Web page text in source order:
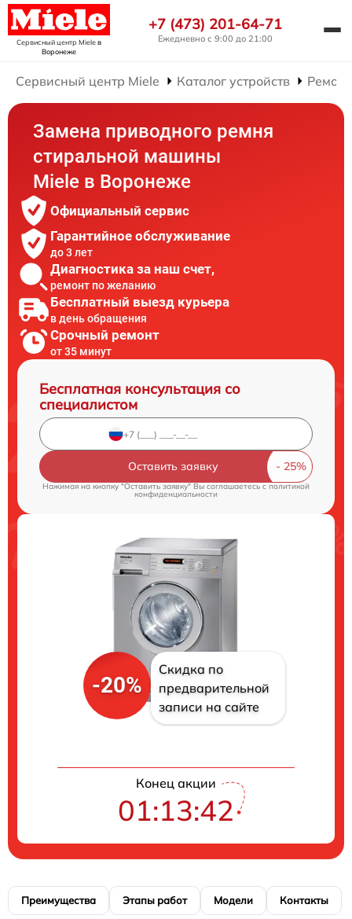
Сервисный центр Mieleв
Воронеже
+7 (473) 201-64-71
Ежедневно с 9:00 до 21:00
Сервисный центр Miele Каталог устройств
Замена приводного ремня
стиральной машины
Miele в Воронеже
Официальный сервис
Гарантийное обслуживание
до 3 лет
Диагностика за наш счет,
ремонт по желанию
Бесплатный выезд курьера
в день обращения
Срочный ремонт
от 35 минут
Бесплатная консультация со
специалистом
Оставить заявку
Нажимая на кнопку "Оставить заявку" Вы соглашаетесь cполитикой
конфиденциальности
-20%
Скидка по
предварительной
записи на сайте
Конец акции
01:13:41
Преимущества Этапы работ Модели Контакты